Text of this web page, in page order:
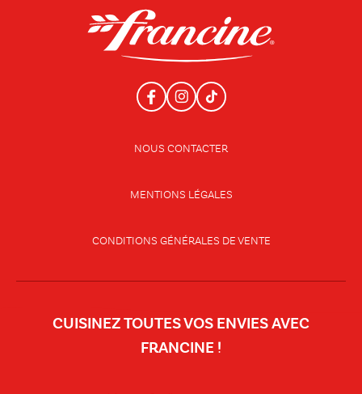
NOUS CONTACTER
MENTIONS LÉGALES
CONDITIONS GÉNÉRALES DE VENTE
CUISINEZ TOUTES VOS ENVIES AVEC
FRANCINE !